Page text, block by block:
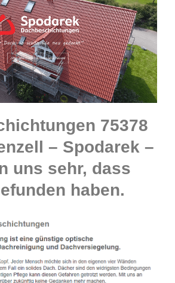
75378
– Spodarek –
uns sehr, dass
haben.